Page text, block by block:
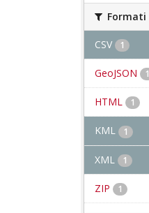
Formati
CSV 1
GeoJSON 1
HTML 1
KML 1
XML 1
ZIP 1